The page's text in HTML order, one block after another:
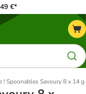
€*
! Spoonables Savoury 8 x 14